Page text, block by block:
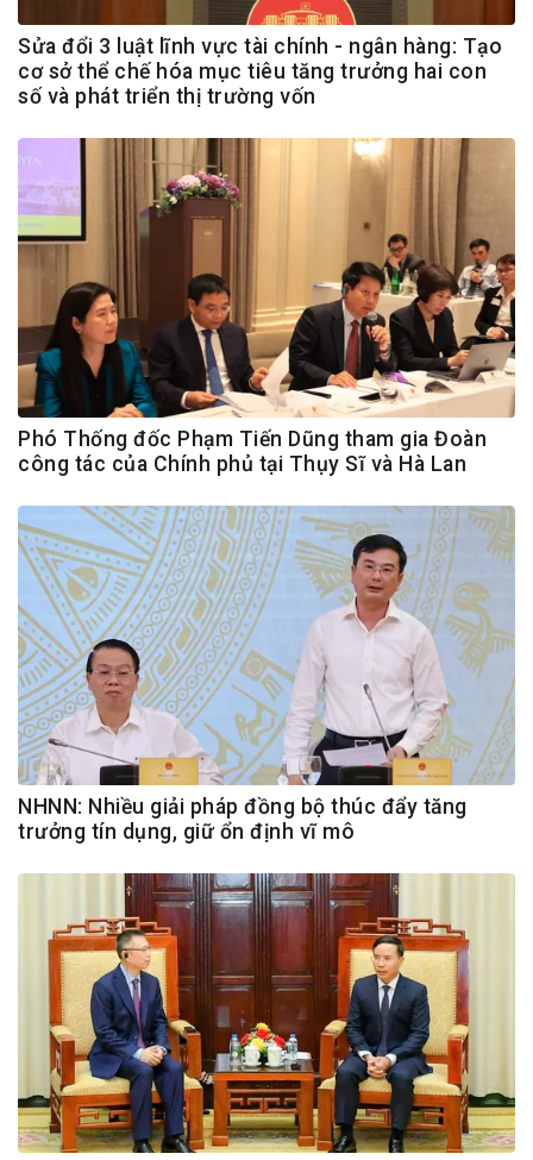
Sửa đổi 3 luật lĩnh vực tài chính - ngân hàng: Tạo
cơ sở thể chế hóa mục tiêu tăng trưởng hai con
số và phát triển thị trường vốn
Phó Thống đốc Phạm Tiến Dũng tham gia Đoàn
công tác của Chính phủ tại Thụy Sĩ và Hà Lan
NHNN: Nhiều giải pháp đồng bộ thúc đẩy tăng
trưởng tín dụng, giữ ổn định vĩ mô